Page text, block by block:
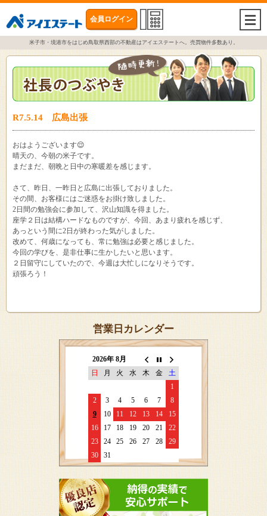
会員ログイン
米子市・境港市をはじめ鳥取県西部の不動産はアイエステートへ。売買物件多数あり。
R7.5.14 広島出張
おはようございます😌
晴天の、今朝の米子です。
まだまだ、朝晩と日中の寒暖差を感じます。
さて、昨日、一昨日と広島に出張しておりました。
その間、お客様にはご迷惑をお掛け致しました。
2日間の勉強会に参加して、沢山知識を得ました。
座学２日は結構ハードなものですが、今回、あまり疲れを感じず、
あっという間に2日が終わった気がしました。
改めて、何歳になっても、常に勉強は必要と感じました。
今回の学びを、是非仕事に生かしたいと思います。
２日留守にしていたので、今週は大忙しになりそうです。
頑張ろう！
営業日カレンダー
2026年 8月
日
月 火 水 木 金
土
1
2
3 4 5 6 7
8
9
10 11 12 13 14
15
16
17 18 19 20 21
22
23
24 25 26 27 28
29
30
31